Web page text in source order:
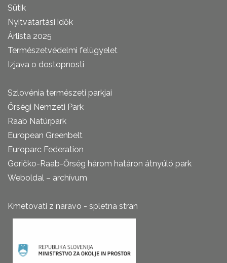
Sütik
Nyitvatartási idők
Árlista 2025
Természetvédelmi felügyelet
Izjava o dostopnosti
Szlovénia természeti parkjai
Őrségi Nemzeti Park
Raab Natúrpark
European Greenbelt
Europarc Federation
Goričko-Raab-Őrség három határon átnyúló park
Weboldal – archívum
Kmetovati z naravo - spletna stran